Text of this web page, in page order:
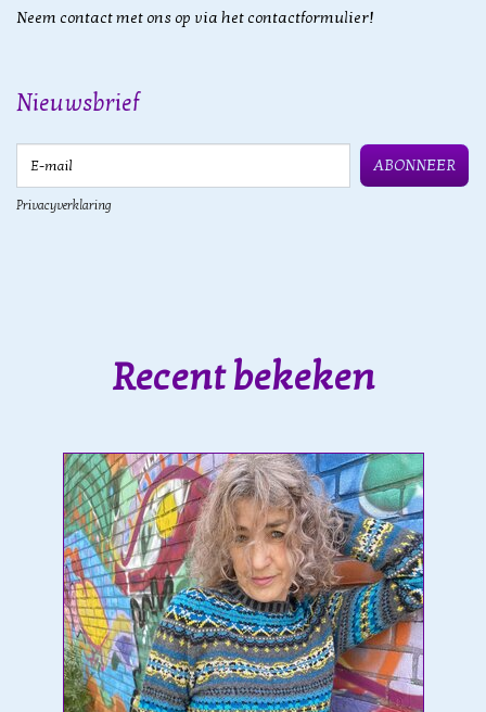
Neem contact met ons op via het contactformulier!
Nieuwsbrief
ABONNEER
Privacyverklaring
Recent bekeken